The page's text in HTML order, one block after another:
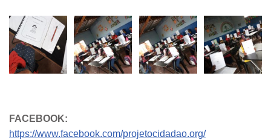
FACEBOOK:
https://www.facebook.com/projetocidadao.org/